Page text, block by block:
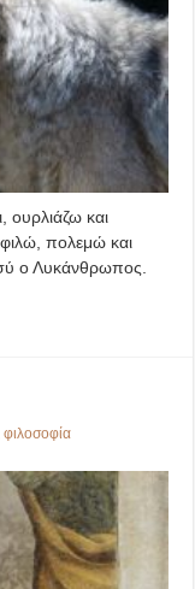
ουρλιάζω και
πολεμώ και
ο Λυκάνθρωπος.
φιλοσοφία